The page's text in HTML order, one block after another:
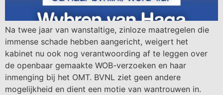
Na twee jaar van wanstaltige, zinloze maatregelen die
immense schade hebben aangericht, weigert het
kabinet nu ook nog verantwoording af te leggen over
de openbaar gemaakte WOB-verzoeken en haar
inmenging bij het OMT. BVNL ziet geen andere
mogelijkheid en dient een motie van wantrouwen in.